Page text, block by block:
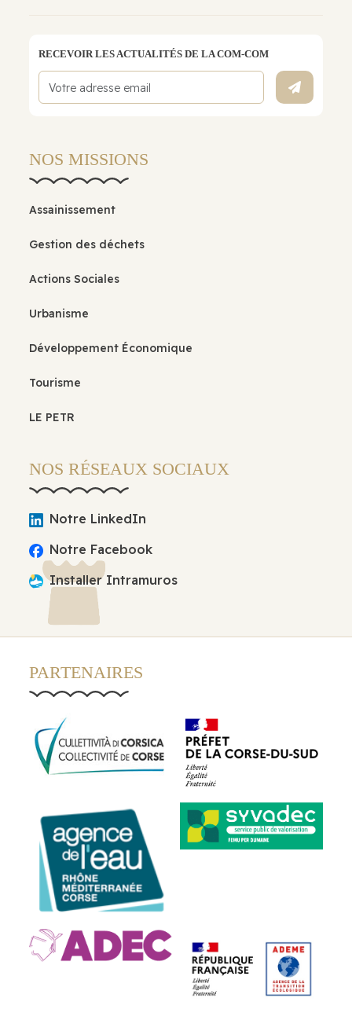
RECEVOIR LES ACTUALITÉS DE LA COM-COM
NOS MISSIONS
Assainissement
Gestion des déchets
Actions Sociales
Urbanisme
Développement Économique
Tourisme
LE PETR
NOS RÉSEAUX SOCIAUX
Notre LinkedIn
Notre Facebook
Installer Intramuros
PARTENAIRES